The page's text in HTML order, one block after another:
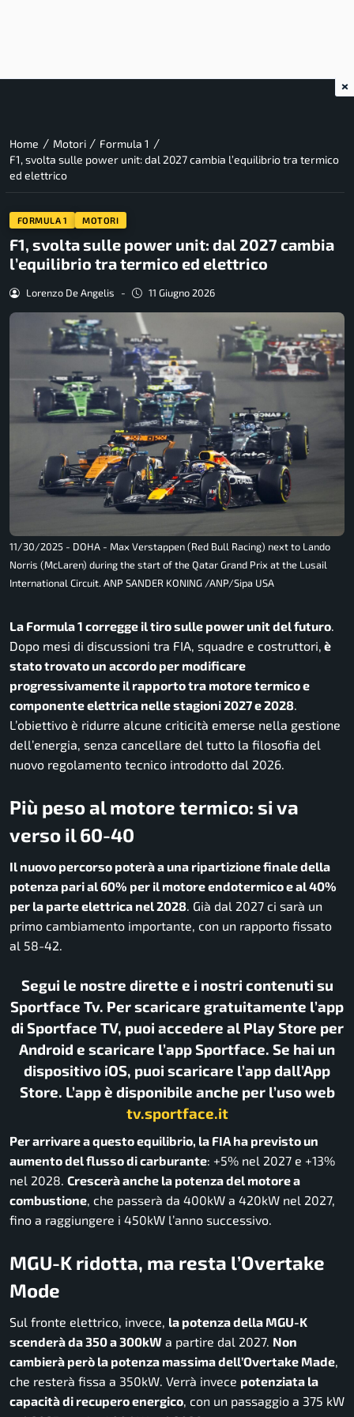
Home / Motori / Formula 1 /
F1, svolta sulle power unit: dal 2027 cambia l’equilibrio tra termico
ed elettrico
FORMULA 1 MOTORI
F1, svolta sulle power unit: dal 2027 cambia
l’equilibrio tra termico ed elettrico
Lorenzo De Angelis - 11 Giugno 2026
11/30/2025 - DOHA - Max Verstappen (Red Bull Racing) next to Lando
Norris (McLaren) during the start of the Qatar Grand Prix at the Lusail
International Circuit. ANP SANDER KONING /ANP/Sipa USA
La Formula 1 corregge il tiro sulle power unit del futuro.
Dopo mesi di discussioni tra FIA, squadre e costruttori, è
stato trovato un accordo per modificare
progressivamente il rapporto tra motore termico e
componente elettrica nelle stagioni 2027 e 2028.
L’obiettivo è ridurre alcune criticità emerse nella gestione
dell’energia, senza cancellare del tutto la filosofia del
nuovo regolamento tecnico introdotto dal 2026.
Più peso al motore termico: si va
verso il 60-40
Il nuovo percorso poterà a una ripartizione finale della
potenza pari al 60% per il motore endotermico e al 40%
per la parte elettrica nel 2028 . Già dal 2027 ci sarà un
primo cambiamento importante, con un rapporto fissato
al 58-42.
Segui le nostre dirette e i nostri contenuti su
Sportface Tv. Per scaricare gratuitamente l’app
di Sportface TV, puoi accedere al Play Store per
Android e scaricare l’app Sportface. Se hai un
dispositivo iOS, puoi scaricare l’app dall’App
Store. L’app è disponibile anche per l’uso web
tv.sportface.it
Per arrivare a questo equilibrio, la FIA ha previsto un
aumento del flusso di carburante: +5% nel 2027 e +13%
nel 2028. Crescerà anche la potenza del motore a
combustione, che passerà da 400kW a 420kW nel 2027,
fino a raggiungere i 450kW l’anno successivo.
MGU-K ridotta, ma resta l’Overtake
Mode
Sul fronte elettrico, invece, la potenza della MGU-K
scenderà da 350 a 300kW a partire dal 2027. Non
cambierà però la potenza massima dell’Overtake Made
che resterà fissa a 350kW. Verrà invece potenziata la
capacità di recupero energico , con un passaggio a 375 kW
×